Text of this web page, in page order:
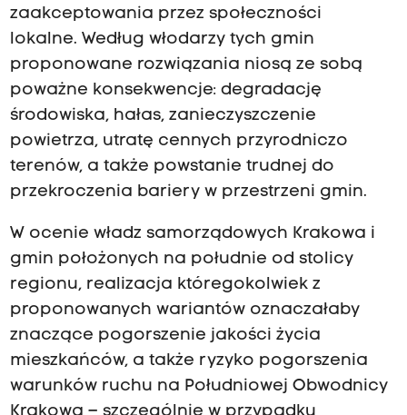
zaakceptowania przez społeczności
lokalne. Według włodarzy tych gmin
proponowane rozwiązania niosą ze sobą
poważne konsekwencje: degradację
środowiska, hałas, zanieczyszczenie
powietrza, utratę cennych przyrodniczo
terenów, a także powstanie trudnej do
przekroczenia bariery w przestrzeni gmin.
W ocenie władz samorządowych Krakowa i
gmin położonych na południe od stolicy
regionu, realizacja któregokolwiek z
proponowanych wariantów oznaczałaby
znaczące pogorszenie jakości życia
mieszkańców, a także ryzyko pogorszenia
warunków ruchu na Południowej Obwodnicy